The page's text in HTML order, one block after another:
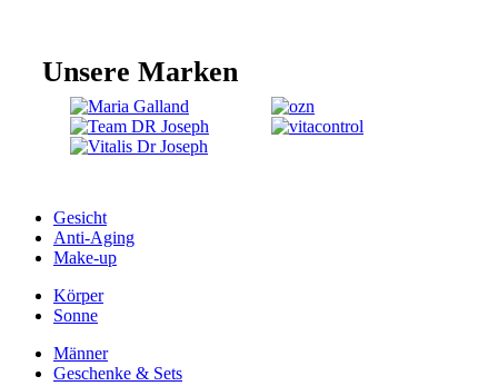
Unsere Marken
Gesicht
Anti-Aging
Make-up
Körper
Sonne
Männer
Geschenke & Sets